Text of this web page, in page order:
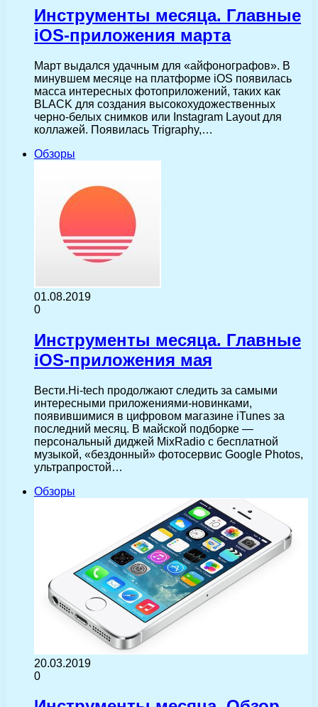
Инструменты месяца. Главные
iOS-приложения марта
Март выдался удачным для «айфонографов». В
минувшем месяце на платформе iOS появилась
масса интересных фотоприложений, таких как
BLACK для создания высокохудожественных
черно-белых снимков или Instagram Layout для
коллажей. Появилась Trigraphy,…
Обзоры
01.08.2019
0
Инструменты месяца. Главные
iOS-приложения мая
Вести.Hi-tech продолжают следить за самыми
интересными приложениями-новинками,
появившимися в цифровом магазине iTunes за
последний месяц. В майской подборке —
персональный диджей MixRadio с бесплатной
музыкой, «бездонный» фотосервис Google Photos,
ультрапростой…
Обзоры
20.03.2019
0